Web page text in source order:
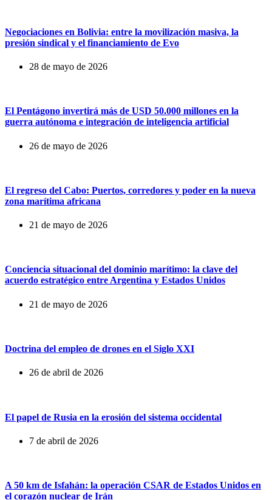
Negociaciones en Bolivia: entre la movilización masiva, la
presión sindical y el financiamiento de Evo
28 de mayo de 2026
El Pentágono invertirá más de USD 50.000 millones en la
guerra autónoma e integración de inteligencia artificial
26 de mayo de 2026
El regreso del Cabo: Puertos, corredores y poder en la nueva
zona marítima africana
21 de mayo de 2026
Conciencia situacional del dominio marítimo: la clave del
acuerdo estratégico entre Argentina y Estados Unidos
21 de mayo de 2026
Doctrina del empleo de drones en el Siglo XXI
26 de abril de 2026
El papel de Rusia en la erosión del sistema occidental
7 de abril de 2026
A 50 km de Isfahán: la operación CSAR de Estados Unidos en
el corazón nuclear de Irán